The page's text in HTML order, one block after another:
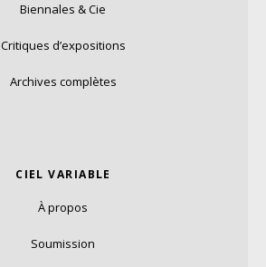
Biennales & Cie
Critiques d’expositions
Archives complètes
CIEL VARIABLE
À propos
Soumission